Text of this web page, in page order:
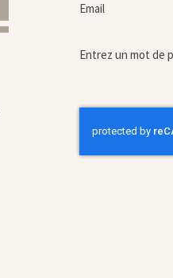
Email
Entrez un mot de